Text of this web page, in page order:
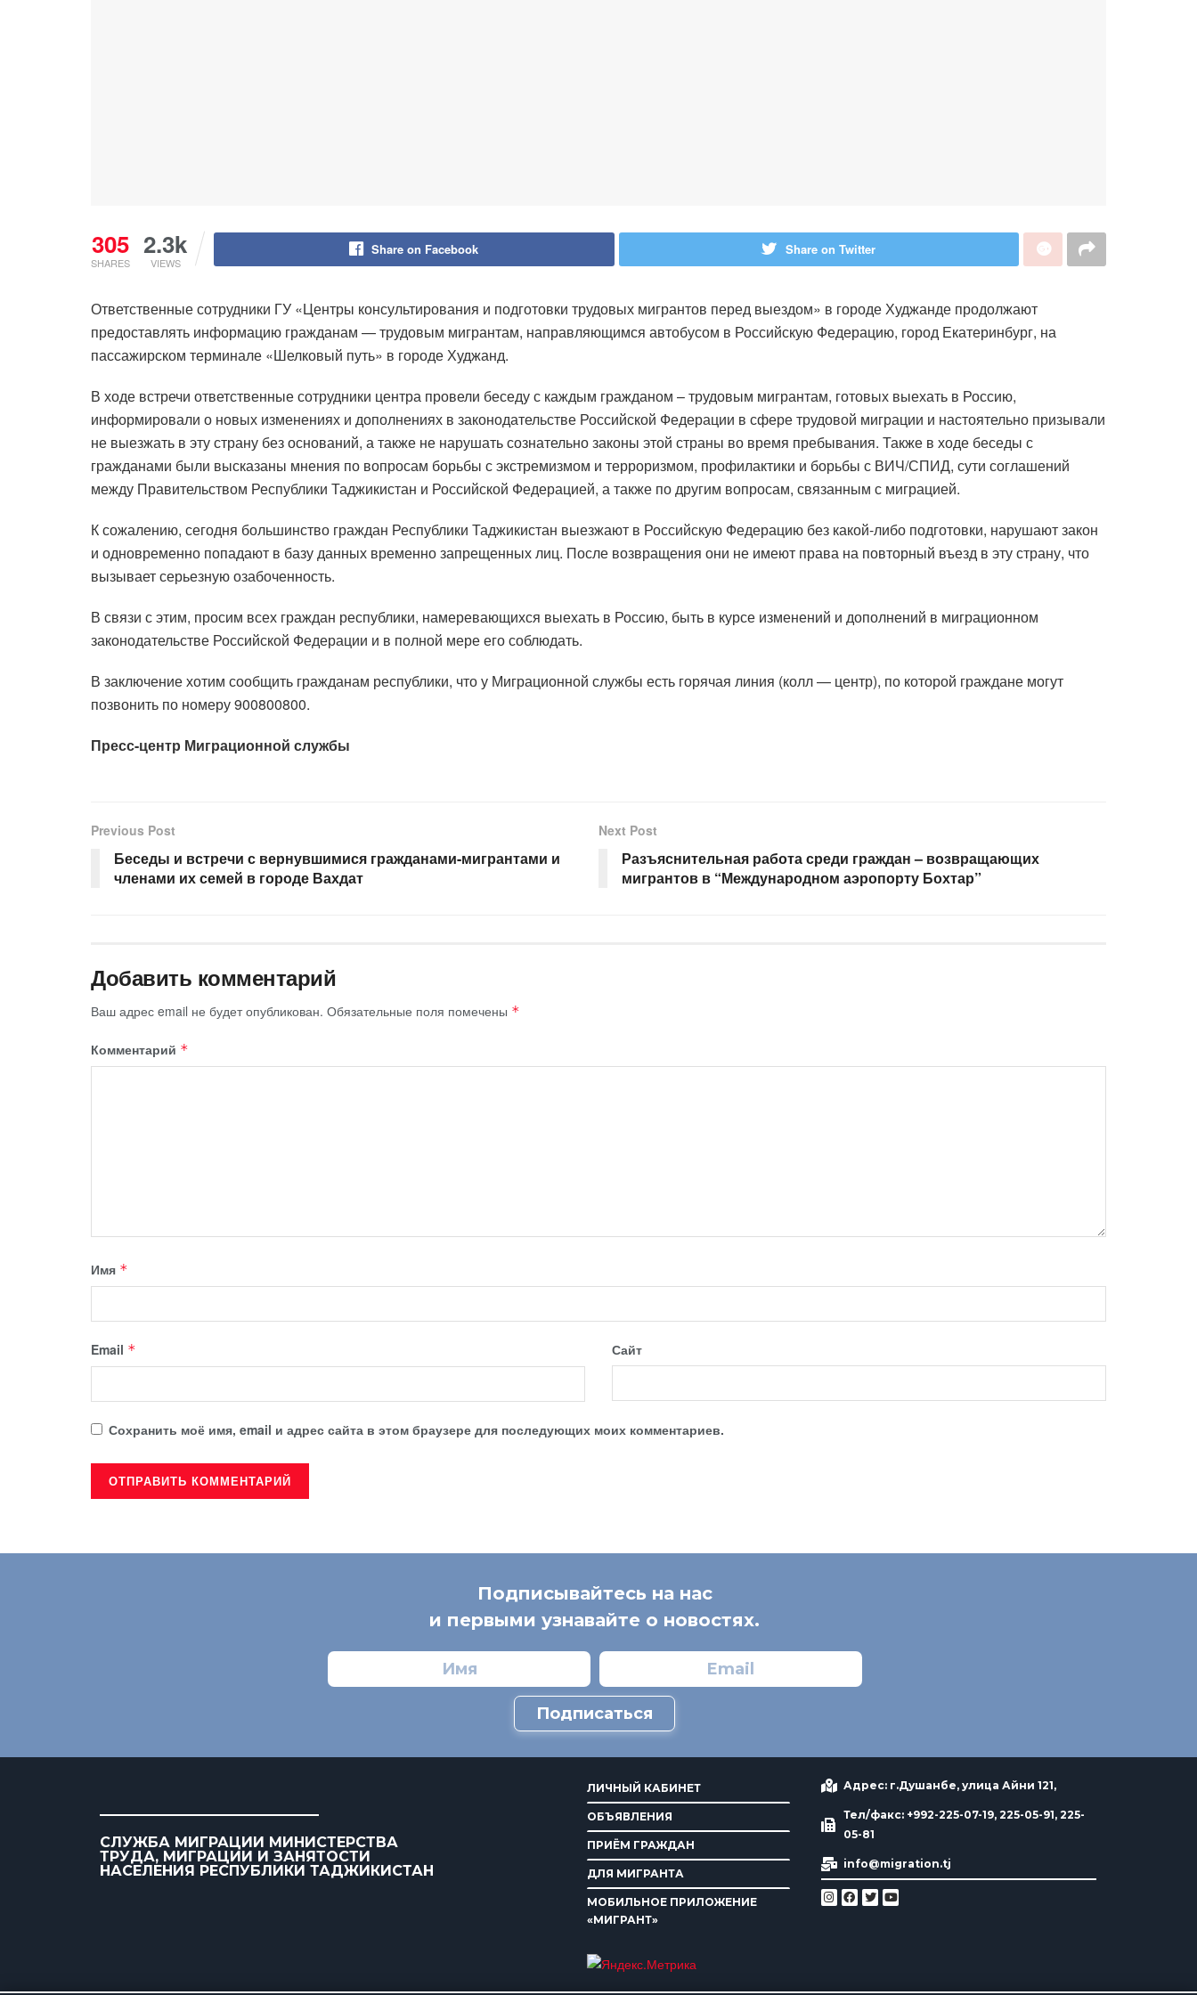
305
SHARES
2.3k
VIEWS
Share on Facebook Share on Twitter
Ответственные сотрудники ГУ «Центры консультирования и подготовки трудовых мигрантов перед выездом» в городе Худжанде продолжают
предоставлять информацию гражданам — трудовым мигрантам, направляющимся автобусом в Российскую Федерацию, город Екатеринбург, на
пассажирском терминале «Шелковый путь» в городе Худжанд.
В ходе встречи ответственные сотрудники центра провели беседу с каждым гражданом – трудовым мигрантам, готовых выехать в Россию,
информировали о новых изменениях и дополнениях в законодательстве Российской Федерации в сфере трудовой миграции и настоятельно призывали
не выезжать в эту страну без оснований, а также не нарушать сознательно законы этой страны во время пребывания. Также в ходе беседы с
гражданами были высказаны мнения по вопросам борьбы с экстремизмом и терроризмом, профилактики и борьбы с ВИЧ/СПИД, сути соглашений
между Правительством Республики Таджикистан и Российской Федерацией, а также по другим вопросам, связанным с миграцией.
К сожалению, сегодня большинство граждан Республики Таджикистан выезжают в Российскую Федерацию без какой-либо подготовки, нарушают закон
и одновременно попадают в базу данных временно запрещенных лиц. После возвращения они не имеют права на повторный въезд в эту страну, что
вызывает серьезную озабоченность.
В связи с этим, просим всех граждан республики, намеревающихся выехать в Россию, быть в курсе изменений и дополнений в миграционном
законодательстве Российской Федерации и в полной мере его соблюдать.
В заключение хотим сообщить гражданам республики, что у Миграционной службы есть горячая линия (колл — центр), по которой граждане могут
позвонить по номеру 900800800.
Пресс-центр Миграционной службы
Previous Post
Беседы и встречи с вернувшимися гражданами-мигрантами и
членами их семей в городе Вахдат
Next Post
Разъяснительная работа среди граждан – возвращающих
мигрантов в “Международном аэропорту Бохтар”
Добавить комментарий
Ваш адрес email не будет опубликован. Обязательные поля помечены *
Комментарий *
Имя *
Email * Сайт
Сохранить моё имя, email и адрес сайта в этом браузере для последующих моих комментариев.
Подписывайтесь на нас
и первыми узнавайте о новостях.
Подписаться
СЛУЖБА МИГРАЦИИ МИНИСТЕРСТВА
ТРУДА, МИГРАЦИИ И ЗАНЯТОСТИ
НАСЕЛЕНИЯ РЕСПУБЛИКИ ТАДЖИКИСТАН
ЛИЧНЫЙ КАБИНЕТ
ОБЪЯВЛЕНИЯ
ПРИЁМ ГРАЖДАН
ДЛЯ МИГРАНТА
МОБИЛЬНОЕ ПРИЛОЖЕНИЕ
«МИГРАНТ»
Адрес: г.Душанбе, улица Айни 121,
Тел/факс: +992-225-07-19, 225-05-91, 225-
05-81
info@migration.tj